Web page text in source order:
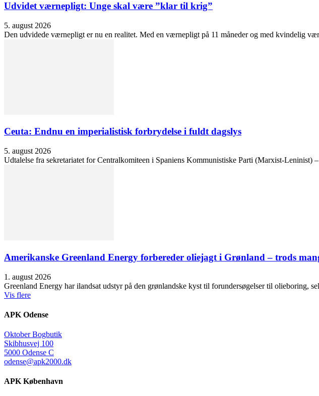
Udvidet værnepligt: Unge skal være ”klar til krig”
5. august 2026
Den udvidede værnepligt er nu en realitet. Med en værnepligt på 11 måneder og med kvindelig
Ceuta: Endnu en imperialistisk forbrydelse i fuldt dagslys
5. august 2026
Udtalelse fra sekretariatet for Centralkomiteen i Spaniens Kommunistiske Parti (Marxist-Leninist)
Amerikanske Greenland Energy forbereder oliejagt i Grønland – trods
1. august 2026
Greenland Energy har ilandsat udstyr på den grønlandske kyst til forundersøgelser til olieboring,
Vis flere
APK Odense
Oktober Bogbutik
Skibhusvej 100
5000 Odense C
odense@apk2000.dk
APK København